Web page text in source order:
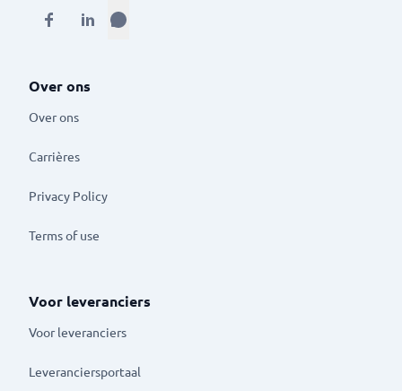
Over ons
Over ons
Carrières
Privacy Policy
Terms of use
Voor leveranciers
Voor leveranciers
Leveranciersportaal